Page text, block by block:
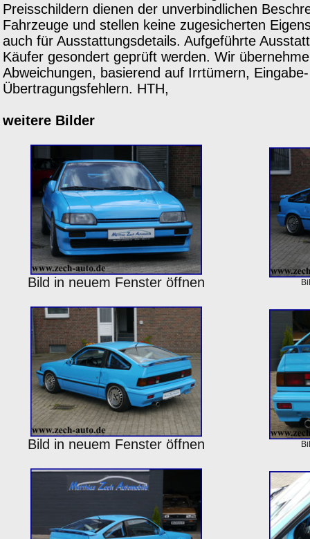
Preisschildern dienen der unverbindlichen
Fahrzeuge und stellen keine zugesicherten
auch für Ausstattungsdetails. Aufgeführte
Käufer gesondert geprüft werden. Wir
Abweichungen, basierend auf Irrtümern,
Übertragungsfehlern. HTH,
weitere Bilder
Bild in neuem Fenster öffnen
Bild in neuem Fenster öffnen